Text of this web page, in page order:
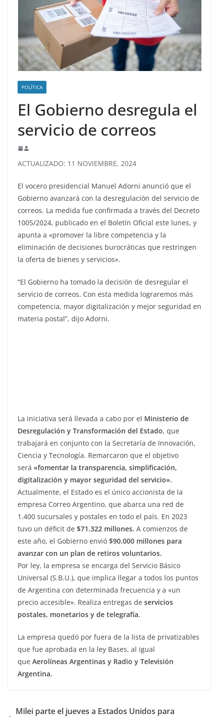
POLÍTICA
El Gobierno desregula el
servicio de correos
ACTUALIZADO: 11 NOVIEMBRE, 2024
El vocero presidencial Manuel Adorni anunció que el
Gobierno avanzará con la desregulación del servicio de
correos. La medida fue confirmada a través del Decreto
1005/2024, publicado en el Boletín Oficial este lunes, y
apunta a «promover la libre competencia y la
eliminación de decisiones burocráticas que restringen
la oferta de bienes y servicios».
“El Gobierno ha tomado la decisión de desregular el
servicio de correos. Con esta medida lograremos más
competencia, mayor digitalización y mejor seguridad en
materia postal”, dijo Adorni.
La iniciativa será llevada a cabo por el Ministerio de
Desregulación y Transformación del Estado, que
trabajará en conjunto con la Secretaría de Innovación,
Ciencia y Tecnología. Remarcaron que el objetivo
será «fomentar la transparencia, simplificación,
digitalización y mayor seguridad del servicio».
Actualmente, el Estado es el único accionista de la
empresa Correo Argentino, que abarca una red de
1.400 sucursales y postales en todo el país. En 2023
tuvo un déficit de $71.322 millones. A comienzos de
este año, el Gobierno envió $90.000 millones para
avanzar con un plan de retiros voluntarios.
Por ley, la empresa se encarga del Servicio Básico
Universal (S.B.U.), que implica llegar a todos los puntos
de Argentina con determinada frecuencia y a «un
precio accesible». Realiza entregas de servicios
postales, monetarios y de telegrafía.
La empresa quedó por fuera de la lista de privatizables
que fue aprobada en la ley Bases, al igual
que Aerolíneas Argentinas y Radio y Televisión
Argentina.
Milei parte el jueves a Estados Unidos para